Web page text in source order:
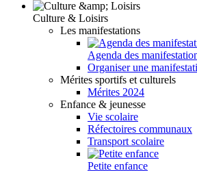
Culture & Loisirs
Les manifestations
Agenda des
Organiser une
Mérites sportifs et culturels
Mérites 2024
Enfance & jeunesse
Vie scolaire
Réfectoires communaux
Transport scolaire
Petite enfance